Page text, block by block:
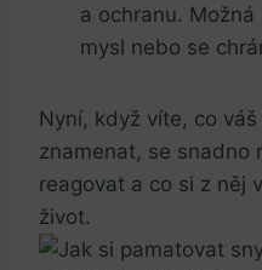
a ochranu.
mysl nebo se
Nyní, když víte, co
znamenat, se snadno
reagovat a co si z něj
život.